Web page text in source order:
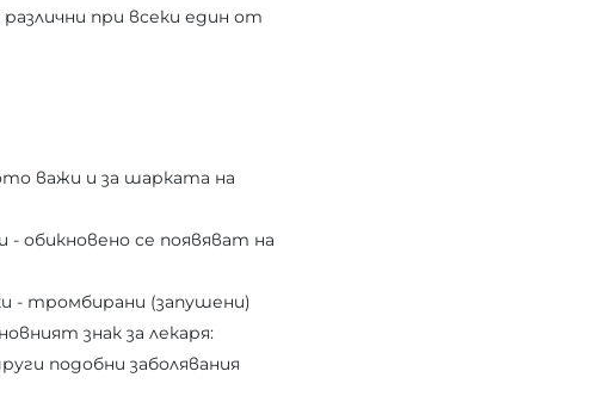
при всеки един от
важи и за шарката на
обикновено се появяват на
- тромбирани (запушени)
знак за лекаря:
подобни заболявания